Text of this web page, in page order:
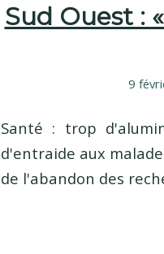
Sud Ouest :
9
Santé : trop
d'entraide aux
de l'abandon des